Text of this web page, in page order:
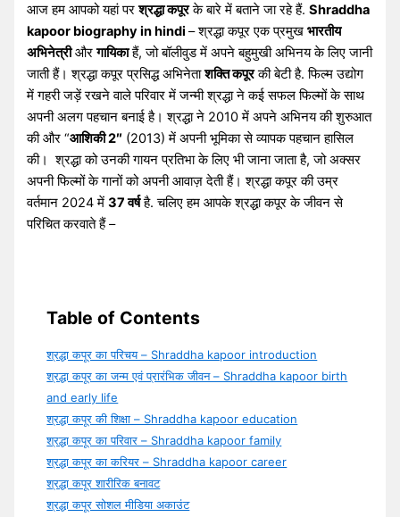
आज हम आपको यहां परश्रद्धा कपूरके बारे में बताने जा रहे हैं.Shraddha
kapoor biography in hindi– श्रद्धा कपूर एक प्रमुखभारतीय
अभिनेत्रीऔरगायिकाहैं, जो बॉलीवुड में अपने बहुमुखी अभिनय के लिए जानी
जाती हैं। श्रद्धा कपूर प्रसिद्ध अभिनेताशक्ति कपूरकी बेटी है. फिल्म उद्योग
में गहरी जड़ें रखने वाले परिवार में जन्मी श्रद्धा ने कई सफल फिल्मों के साथ
अपनी अलग पहचान बनाई है। श्रद्धा ने 2010 में अपने अभिनय की शुरुआत
की और “आशिकी 2″ (2013) में अपनी भूमिका से व्यापक पहचान हासिल
की। ​​ श्रद्धा को उनकी गायन प्रतिभा के लिए भी जाना जाता है, जो अक्सर
अपनी फिल्मों के गानों को अपनी आवाज़ देती हैं। श्रद्धा कपूर की उम्र
वर्तमान 2024 में37 वर्षहै. चलिए हम आपके श्रद्धा कपूर के जीवन से
परिचित करवाते हैं –
Table of Contents
श्रद्धा कपूर का परिचय – Shraddha kapoor introduction
श्रद्धा कपूर का जन्म एवं प्रारंभिक जीवन – Shraddha kapoor birth
and early life
श्रद्धा कपूर की शिक्षा – Shraddha kapoor education
श्रद्धा कपूर का परिवार – Shraddha kapoor family
श्रद्धा कपूर का करियर – Shraddha kapoor career
श्रद्धा कपूर शारीरिक बनावट
श्रद्धा कपूर सोशल मीडिया अकाउंट